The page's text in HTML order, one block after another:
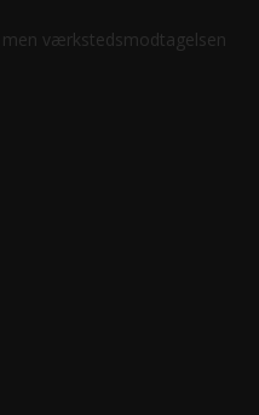
værkstedsmodtagelsen